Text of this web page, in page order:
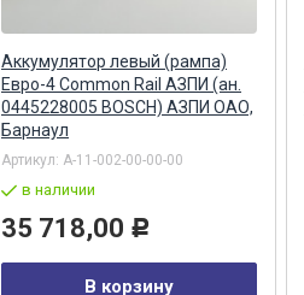
Аккумулятор левый (рампа)
Евро-4 Common Rail АЗПИ (ан.
0445228005 BOSCH) АЗПИ ОАО,
Барнаул
Артикул: А-11-002-00-00-00
в наличии
35 718,00 Р
В корзину